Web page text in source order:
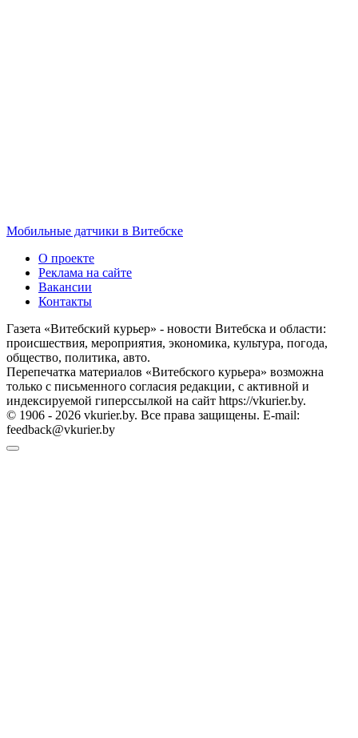
Мобильные датчики в Витебске
О проекте
Реклама на сайте
Вакансии
Контакты
Газета «Витебский курьер» - новости Витебска и области:
происшествия, мероприятия, экономика, культура, погода,
общество, политика, авто.
Перепечатка материалов «Витебского курьера» возможна
только с письменного согласия редакции, с активной и
индексируемой гиперссылкой на сайт https://vkurier.by.
© 1906 - 2026 vkurier.by. Все права защищены. E-mail:
feedback@vkurier.by